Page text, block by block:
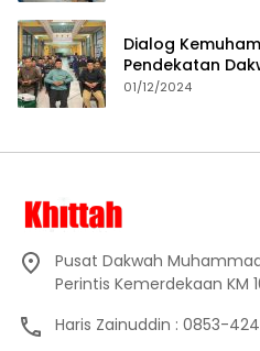
Dialog
Pendekatan
01/12/2024
Pusat Dakwah
Perintis Kemerdekaan KM
Haris Zainuddin : 0853-